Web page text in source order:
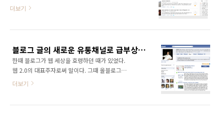
의 소셜미디어와 유기적으로 연동하는 기능을
로그와이드 메인화면 블로그메타사이트는 각각
의 블로그에서 포스팅되는 글을 한곳에 모아서
보여주는 사이트로써 일명 메타블로그로 불리기
도한다. 블로그와이드는 2008년에 오픈한 블로
블로거들의 큰 사랑을 받아왔다. 하지만 최근 들
더보기
블로그 글의 새로운 유통채널로 급부상하고 있는 페이스북!
한때 블로그가 웹 세상을 호령하던 때가 있었다.
웹 2.0의 대표주자로써 말이다. 그때 올블로그와
같은 블로그메타사이트도 큰 인기를 얻었었다.
더보기